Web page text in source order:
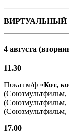
ВИРТУАЛЬНЫЙ
4 августа
11.30
Показ м/ф «Кот,
(Союзмультфильм,
(Союзмультфильм,
(Союзмультфильм,
17.00